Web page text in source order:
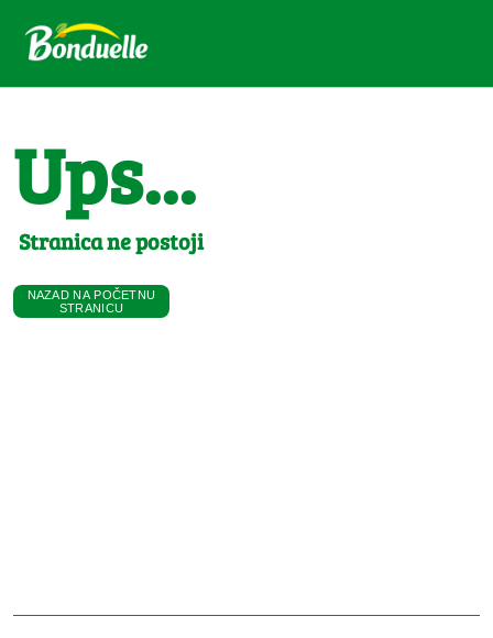
Ups...
Stranica ne postoji
NAZAD NA POČETNU
STRANICU